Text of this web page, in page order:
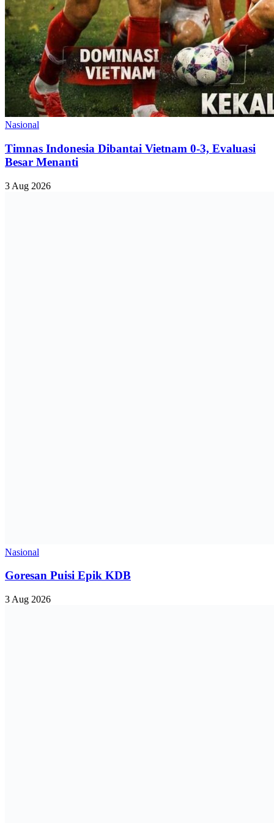
Nasional
Timnas Indonesia Dibantai Vietnam 0-3, Evaluasi
Besar Menanti
3 Aug 2026
Nasional
Goresan Puisi Epik KDB
3 Aug 2026